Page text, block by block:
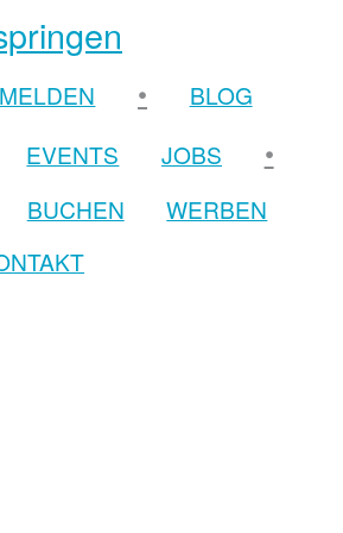
•
BLOG
EVENTS JOBS •
BUCHEN
WERBEN